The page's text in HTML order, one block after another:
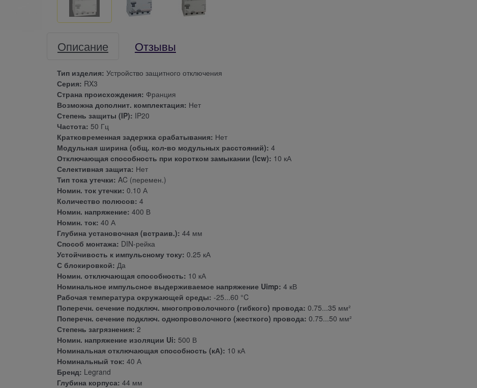
Описание Отзывы
Тип изделия: Устройство защитного отключения
Серия: RX3
Страна происхождения: Франция
Возможна дополнит. комплектация: Нет
Степень защиты (IP): IP20
Частота: 50 Гц
Кратковременная задержка срабатывания: Нет
Модульная ширина (общ. кол-во модульных расстояний): 4
Отключающая способность при коротком замыкании (Icw): 10 кА
Селективная защита: Нет
Тип тока утечки: AC (перемен.)
Номин. ток утечки: 0.10 А
Количество полюсов: 4
Номин. напряжение: 400 В
Номин. ток: 40 А
Глубина установочная (встраив.): 44 мм
Способ монтажа: DIN-рейка
Устойчивость к импульсному току: 0.25 кА
С блокировкой: Да
Номин. отключающая способность: 10 кА
Номинальное импульсное выдерживаемое напряжение Uimp: 4 кВ
Рабочая температура окружающей среды: -25...60 °C
Поперечн. сечение подключ. многопроволочного (гибкого) провода: 0.75...35 мм²
Поперечн. сечение подключ. однопроволочного (жесткого) провода: 0.75...50 мм²
Степень загрязнения: 2
Номин. напряжение изоляции Ui: 500 В
Номинальная отключающая способность (кА): 10 кА
Номинальный ток: 40 А
Бренд: Legrand
Глубина корпуса: 44 мм